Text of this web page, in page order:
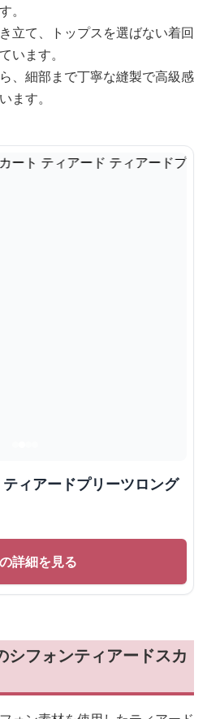
。
立て、トップスを選ばない着回
います。
、細部まで丁寧な縫製で高級感
ます。
ィアードプリーツロング
詳細を見る
シフォンティアードスカ